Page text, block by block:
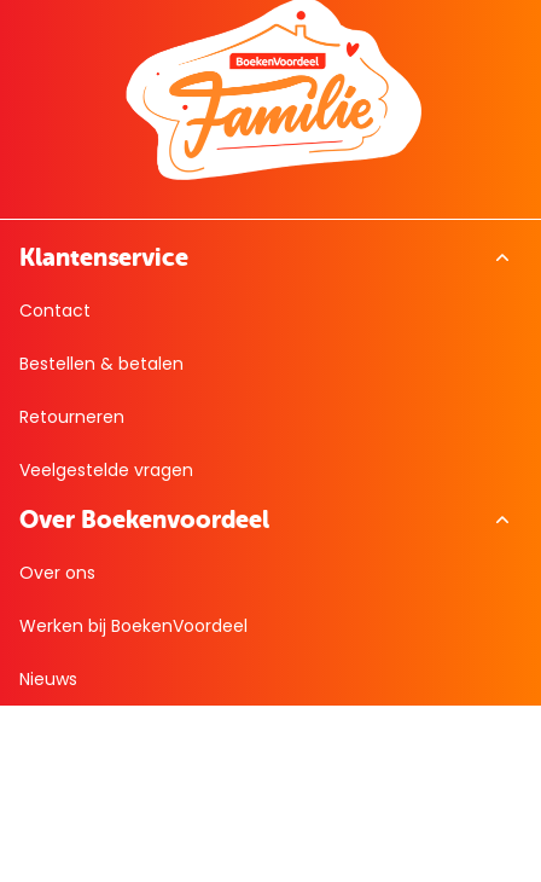
Klantenservice
Contact
Bestellen & betalen
Retourneren
Veelgestelde vragen
Over Boekenvoordeel
Over ons
Werken bij BoekenVoordeel
Nieuws